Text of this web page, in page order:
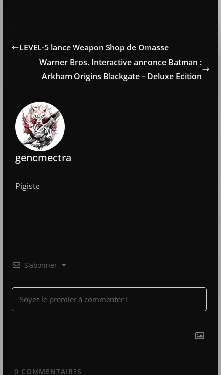
LEVEL-5 lance Weapon Shop de Omasse
Warner Bros. Interactive annonce Batman :
Arkham Origins Blackgate – Deluxe Edition
genomectra
Pigiste
S’abonner
0 COMMENTAIRES